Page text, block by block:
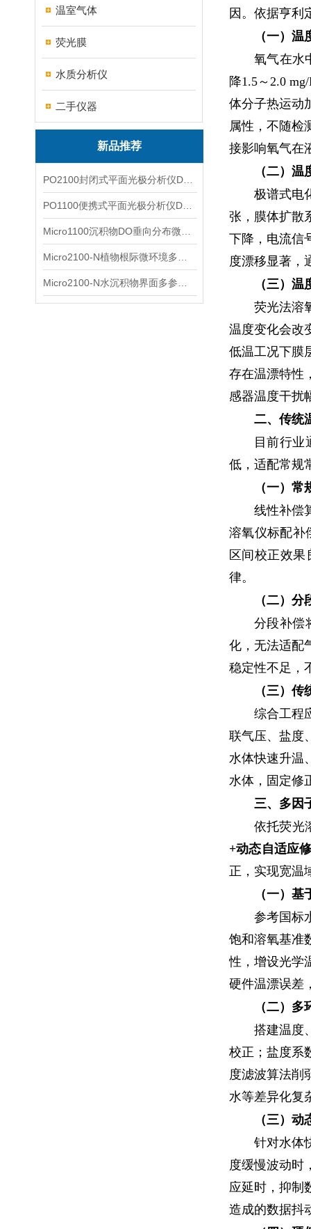
温室气体
荧光膜
水质分析仪
二手仪器
新品推荐
因。依据亨利
（一）
氧气在水
降1.5～2.0
体分子热运动
属性，不随检
接影响氧气在
（二）
极谱式电
张，膜体扩散
下降，电流信
度漂移显著，
（三）
荧光法溶
温度变化会改
低温工况下膜
存在温漂特性
感器温度干扰
二、传统
目前行业
低，适配常规
（一）
线性补偿
溶氧仪标配补
区间校正效
律。
（二）
分段补偿
化，无法适配
稳定性不足，
（三）
综合工程
联气压、盐度
水体快速升温
水体，固定修
三、多因
依托荧光
+动态自适应
正，实现宽温
（一）
参考国标
饱和溶氧基准
性，增设光学
硬件温漂误差
（二）
搭建温度
校正；盐度系
度滤波算法削
水等差异化复
（三）
针对水体
度缓慢波动时
应延时，抑制
造成的数据抖